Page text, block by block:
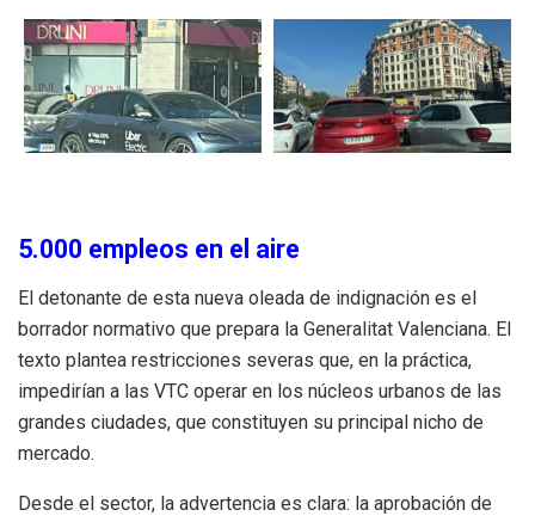
5.000 empleos en el aire
El detonante de esta nueva oleada de indignación es el
borrador normativo que prepara la Generalitat Valenciana. El
texto plantea restricciones severas que, en la práctica,
impedirían a las VTC operar en los núcleos urbanos de las
grandes ciudades, que constituyen su principal nicho de
mercado.
Desde el sector, la advertencia es clara: la aprobación de